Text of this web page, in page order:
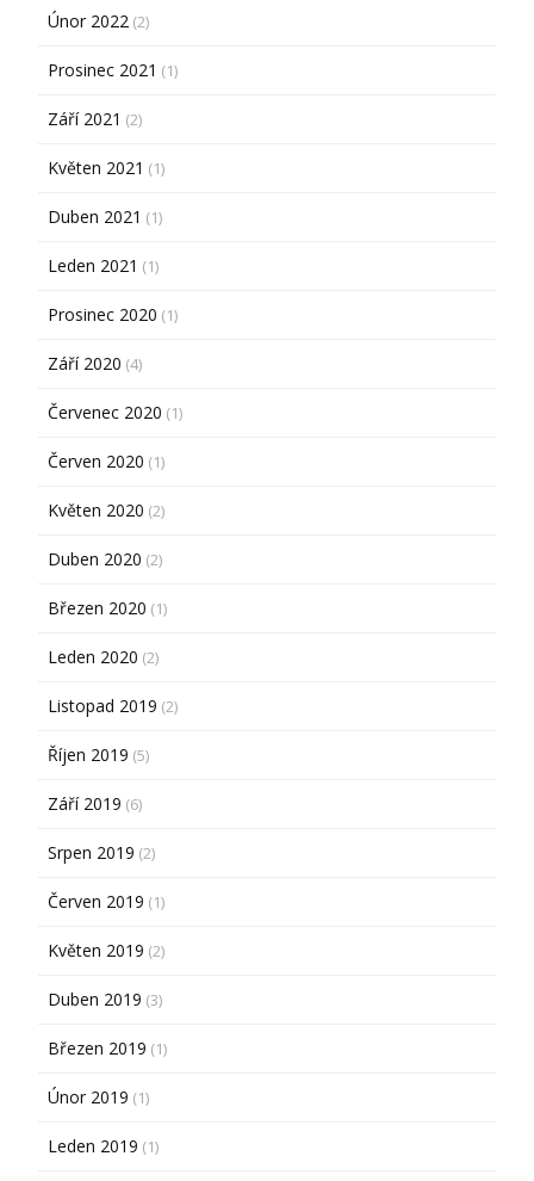
Únor 2022 (2)
Prosinec 2021 (1)
Září 2021 (2)
Květen 2021 (1)
Duben 2021 (1)
Leden 2021 (1)
Prosinec 2020 (1)
Září 2020 (4)
Červenec 2020 (1)
Červen 2020 (1)
Květen 2020 (2)
Duben 2020 (2)
Březen 2020 (1)
Leden 2020 (2)
Listopad 2019 (2)
Říjen 2019 (5)
Září 2019 (6)
Srpen 2019 (2)
Červen 2019 (1)
Květen 2019 (2)
Duben 2019 (3)
Březen 2019 (1)
Únor 2019 (1)
Leden 2019 (1)